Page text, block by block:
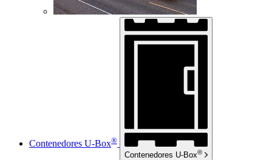
Contenedores U-Box®
Contenedores U-Box®